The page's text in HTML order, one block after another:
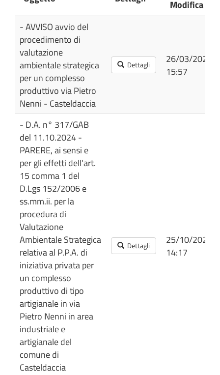
Spese
Consiglieri
L.R.
Siciliana
30/2000
Modifica
Oggetto
- AVVISO avvio del
procedimento di
valutazione
ambientale strategica
per un complesso
produttivo via Pietro
Nenni - Casteldaccia
Dettagli
26/03/2024
15:57
- D.A. n° 317/GAB
del 11.10.2024 -
PARERE, ai sensi e
per gli effetti dell'art.
15 comma 1 del
D.Lgs 152/2006 e
ss.mm.ii. per la
procedura di
Valutazione
Ambientale Strategica
relativa al P.P.A. di
iniziativa privata per
un complesso
produttivo di tipo
artigianale in via
Pietro Nenni in area
industriale e
artigianale del
comune di
Casteldaccia
Dettagli
25/10/2024
14:17